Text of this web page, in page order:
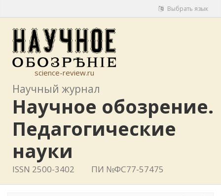
Выбрать язык
science-review.ru
Научный журнал
Научное обозрение.
Педагогические
науки
ISSN 2500-3402 ПИ №ФС77-57475